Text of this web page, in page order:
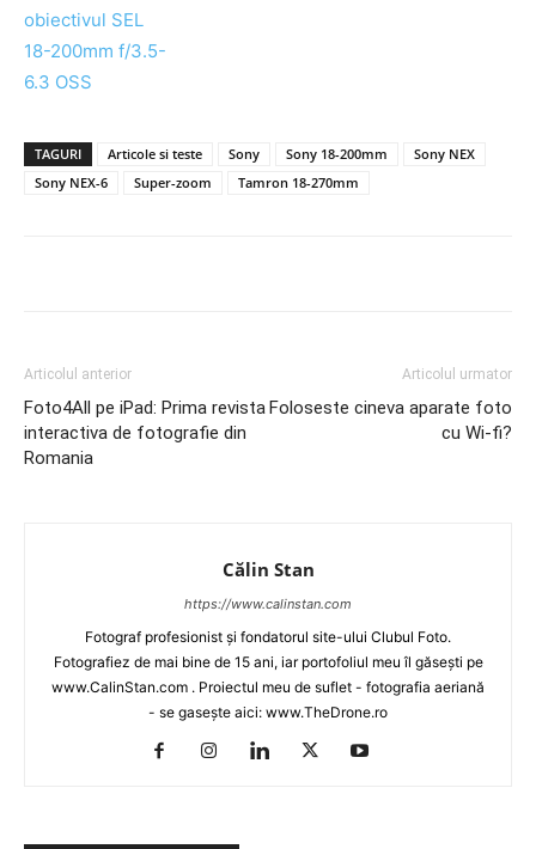
TAGURI Articole si teste Sony Sony 18-200mm
Sony NEX
Sony NEX-6
Super-zoom Tamron 18-270mm
Articolul anterior
Foto4All pe iPad: Prima revista
interactiva de fotografie din
Romania
Articolul urmator
Foloseste cineva aparate foto
cu Wi-fi?
Călin Stan
https://www.calinstan.com
Fotograf profesionist și fondatorul site-ului Clubul Foto.
Fotografiez de mai bine de 15 ani, iar portofoliul meu îl găsești pe
www.CalinStan.com . Proiectul meu de suflet - fotografia aeriană
- se gasește aici: www.TheDrone.ro